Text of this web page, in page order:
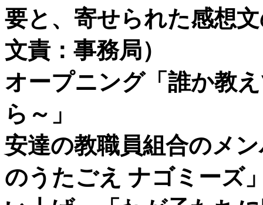
要と、寄せられた感想
文責：事務局）
オープニング「誰か教
ら～」
安達の教職員組合のメ
のうたごえ ナゴミーズ